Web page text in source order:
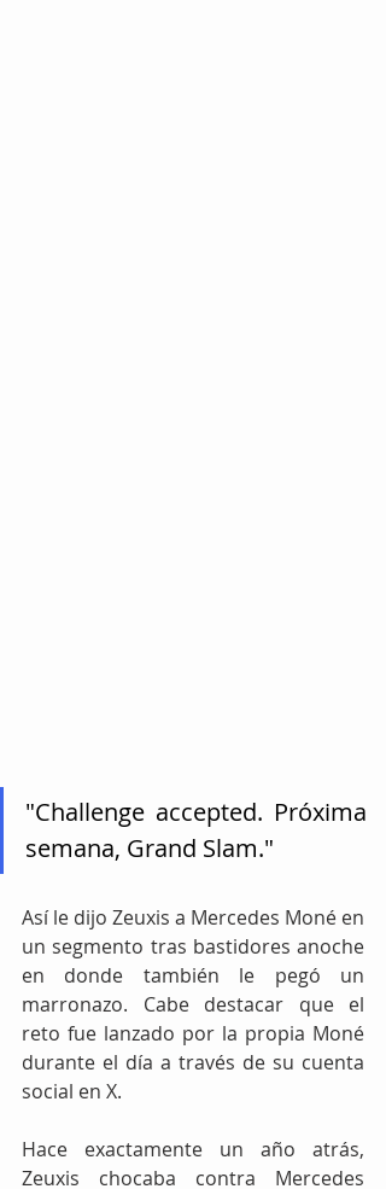
"Challenge accepted. Próxima
semana, Grand Slam."
Así le dijo Zeuxis a Mercedes Moné en
un segmento tras bastidores anoche
en donde también le pegó un
marronazo. Cabe destacar que el
reto fue lanzado por la propia Moné
durante el día a través de su cuenta
social en X.
Hace exactamente un año atrás,
Zeuxis chocaba contra Mercedes